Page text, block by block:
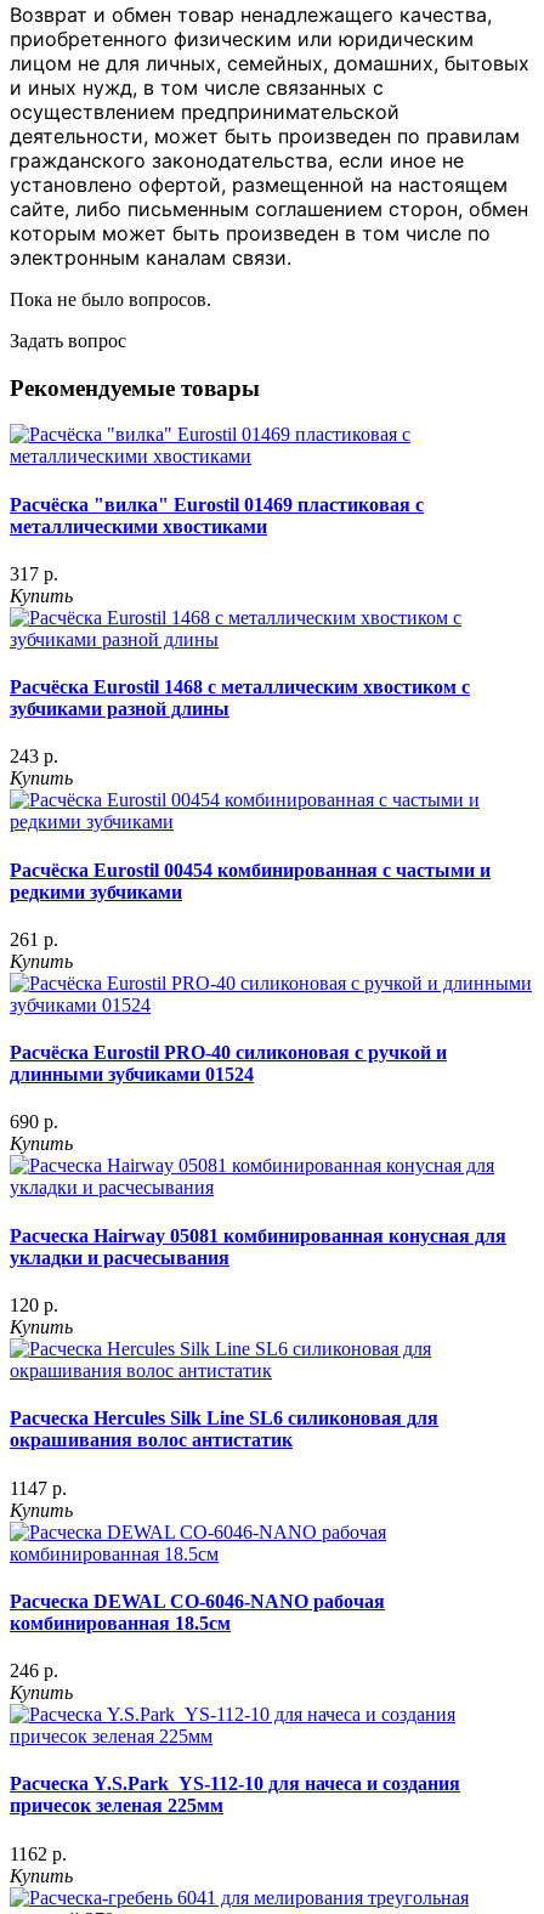
Возврат и обмен товар ненадлежащего качества,
приобретенного физическим или юридическим
лицом не для личных, семейных, домашних, бытовых
и иных нужд, в том числе связанных с
осуществлением предпринимательской
деятельности, может быть произведен по правилам
гражданского законодательства, если иное не
установлено офертой, размещенной на настоящем
сайте, либо письменным соглашением сторон, обмен
которым может быть произведен в том числе по
электронным каналам связи.
Пока не было вопросов.
Задать вопрос
Рекомендуемые товары
Расчёcка "вилка" Eurostil 01469 пластиковая с
металлическими хвостиками
317 р.
Купить
Расчёска Eurostil 1468 с металлическим хвостиком c
зубчиками разной длины
243 р.
Купить
Расчёска Eurostil 00454 комбинированная с частыми и
редкими зубчиками
261 р.
Купить
Расчёска Eurostil PRO-40 силиконовая с ручкой и
длинными зубчиками 01524
690 р.
Купить
Расческа Hairway 05081 комбинированная конусная для
укладки и расчесывания
120 р.
Купить
Расческа Hercules Silk Line SL6 силиконовая для
окрашивания волос антистатик
1147 р.
Купить
Расческа DEWAL CO-6046-NANO рабочая
комбинированная 18.5см
246 р.
Купить
Расческа Y.S.Park YS-112-10 для начеса и создания
причесок зеленая 225мм
1162 р.
Купить